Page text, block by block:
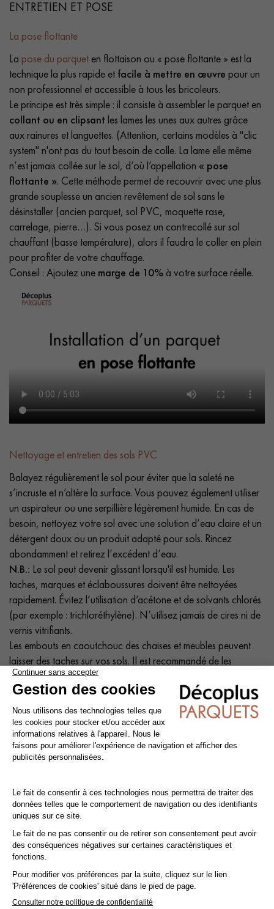
ENTRETIEN ET POSE
La pose flottante
La pose du parquet en flottaison ou « pose flottante » est la
technique la plus rapide et facile à mettre en œuvre pour un
non professionnel et accessible à tous les bricoleurs.
Le principe est très simple : il consiste à assembler le parquet en
collant ou en clipsant les lames les unes aux autres grâce
aux rainures et languettes. (Attention, certains modèles à "clic
system" n'ont pas du tout besoin de colle. La lame elle même
n’est jamais collée sur le sol, d’où l’appellation « pose
flottante ». Cette méthode permet de recouvrir avec une plus
grande souplesse un ancien revêtement de sol sans le
désinstaller (ancien parquet, sol PVC, moquette rase,
carrelage, pierre…). Si vous posez un contrecollé sur sol
chauffant (basse température), alors il faudra le coller en plein
pour profiter de votre chauffage.
Conseil : Ajoutez une marge de 10% à votre surface réelle.
Nettoyage et entretien des sols PVC
Balayez régulièrement le sol pour éviter que la saleté ne
s’incruste et n’altère la surface. Vous pouvez également utiliser
un aspirateur ou une serpillière légèrement humide. En cas de
besoin, nettoyez votre sol avec une solution d’eau claire et un
détergent doux ou un produit adapté pour sols. Rincez
abondamment et retirez l’excédent d’eau.
N.B.: Le sol peut devenir glissant lorsqu'il est humide. Les
taches, marques et éclaboussures doivent être nettoyées
rapidement. Évitez l’utilisation d’acétone et de solvants chlorés
(par exemple : trichloréthylène). N’utilisez jamais de cires ni de
vernis vitrifiants.
Les embouts en caoutchouc des chaises et meubles peuvent
laisser des taches sur vos sols. Il est recommandé de les
remplacer par des embouts en plastique ou d'y ajouter des
feutres.
Nettoyage et entretien des sols stratifiés
Lesol stratifiéest particulièrement résistant aux rayures, et
quelques précautions simples
d'une brosse douce pour parquet ou des lingettes sèches.
Les taches tenaces peuvent être facilement éliminées avec un
chiffon bien essoré. Un
entretenir, et grâce à nos produits adaptés, il conservera sa
qualité et son éclat pendant de nombreuses années.
Le sol stratifié résiste parfaitement à l'exposition à la lumière du
soleil. Sa finition de haute qualité garantit sa longévité sans
risque de décoloration. Laissez la lumière naturelle envahir